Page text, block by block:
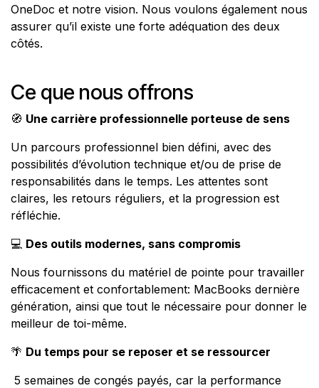
OneDoc et notre vision. Nous voulons également nous
assurer qu’il existe une forte adéquation des deux
côtés.
Ce que nous offrons
🧭 Une carrière professionnelle porteuse de sens
Un parcours professionnel bien défini, avec des
possibilités d’évolution technique et/ou de prise de
responsabilités dans le temps. Les attentes sont
claires, les retours réguliers, et la progression est
réfléchie.
💻 Des outils modernes, sans compromis
Nous fournissons du matériel de pointe pour travailler
efficacement et confortablement: MacBooks dernière
génération, ainsi que tout le nécessaire pour donner le
meilleur de toi-même.
🌴 Du temps pour se reposer et se ressourcer
5 semaines de congés payés, car la performance